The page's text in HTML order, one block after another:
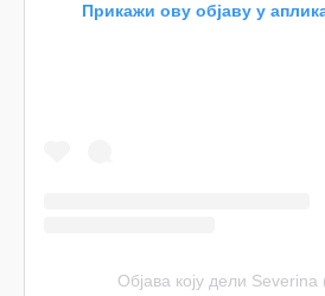
Прикажи ову објаву у
Објава коју дели